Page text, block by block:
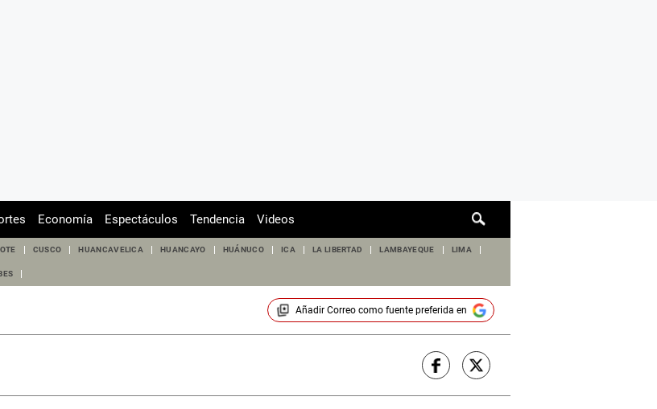
de
Economía Espectáculos Tendencia Videos
CUSCO HUANCAVELICA HUANCAYO HUÁNUCO ICA LA LIBERTAD LAMBAYEQUE LIMA
Añadir Correocomo fuente preferida en